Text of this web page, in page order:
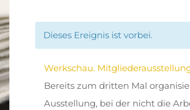
Dieses Ereignis ist vorbei.
Werkschau.
Bereits zum dritten Mal
Ausstellung, bei der nicht die